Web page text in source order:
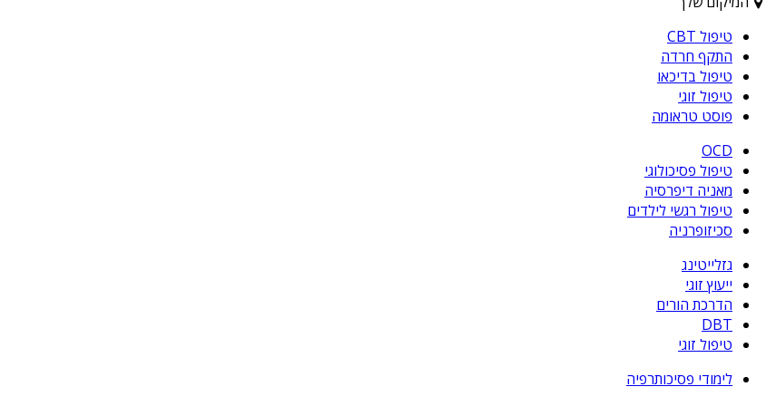
טיפול CBT
התקף חרדה
טיפול בדיכאו
טיפול זוגי
פוסט טראומה
OCD
טיפול פסיכולוגי
מאניה דיפרסיה
טיפול רגשי לילדים
סכיזופרניה
גזלייטינג
ייעוץ זוגי
הדרכת הורים
DBT
טיפול זוגי
לימודי פסיכותרפיה